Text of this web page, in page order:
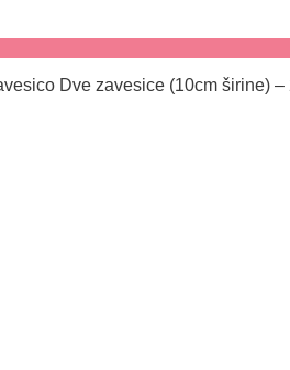
Dve zavesice (10cm širine)